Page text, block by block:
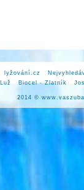
lyžování.cz
Luž Biocel - Zlatník
2014 ©